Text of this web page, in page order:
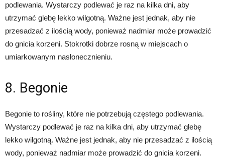
podlewania. Wystarczy podlewać je raz na kilka dni, aby
utrzymać glebę lekko wilgotną. Ważne jest jednak, aby nie
przesadzać z ilością wody, ponieważ nadmiar może prowadzić
do gnicia korzeni. Stokrotki dobrze rosną w miejscach o
umiarkowanym nasłonecznieniu.
8. Begonie
Begonie to rośliny, które nie potrzebują częstego podlewania.
Wystarczy podlewać je raz na kilka dni, aby utrzymać glebę
lekko wilgotną. Ważne jest jednak, aby nie przesadzać z ilością
wody, ponieważ nadmiar może prowadzić do gnicia korzeni.